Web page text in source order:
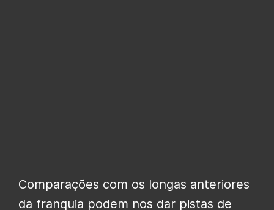
Comparações com os longas anteriores
da franquia podem nos dar pistas de